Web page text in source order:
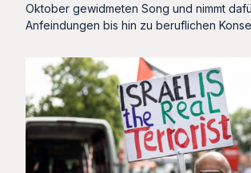
Oktober gewidmeten Song und nimmt
Anfeindungen bis hin zu beruflichen